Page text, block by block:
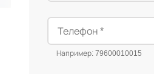
Например: 79600010015